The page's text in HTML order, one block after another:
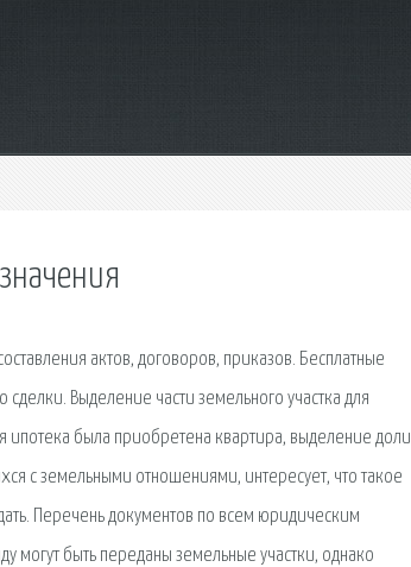
актов, договоров, приказов. Бесплатные
Выделение части земельного участка для
была приобретена квартира, выделение доли
с земельными отношениями, интересует, что такое
Перечень документов по всем юридическим
могут быть переданы земельные участки, однако